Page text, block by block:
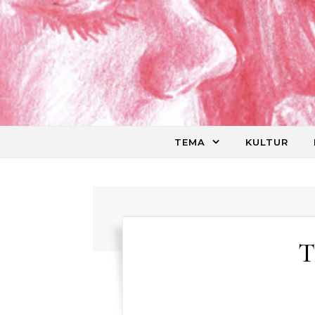
Skip to content
TEMA KULTUR